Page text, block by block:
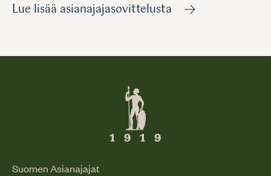
Lue lisää asianajajasovittelusta
Suomen Asianajajat